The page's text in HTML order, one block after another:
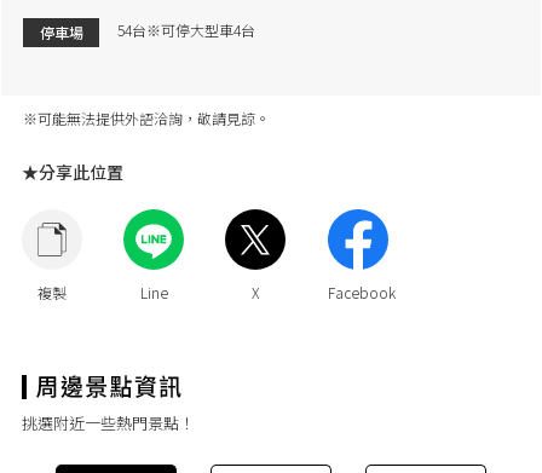
停車場 54台※可停大型車4台
※可能無法提供外語洽詢，敬請見諒。
★分享此位置
挑選附近一些熱門景點！